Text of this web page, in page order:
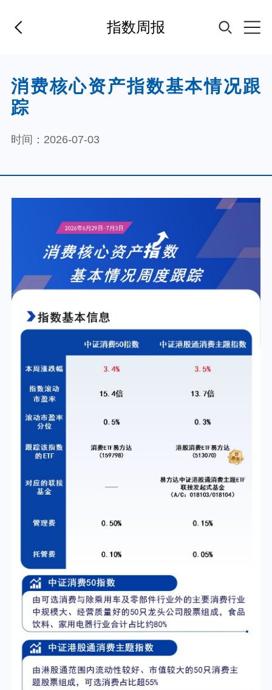
指数周报
首页
基金经理
指数专区
个人养老金
投资顾问
我的账户
English
消费核心资产指数基本情况跟
踪
时间：2026-07-03